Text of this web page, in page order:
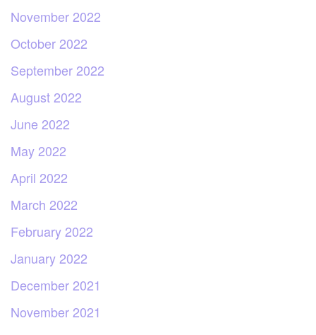
November 2022
October 2022
September 2022
August 2022
June 2022
May 2022
April 2022
March 2022
February 2022
January 2022
December 2021
November 2021